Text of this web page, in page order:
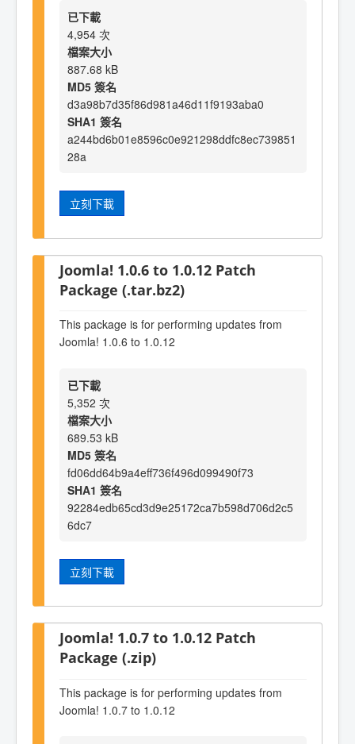
已下載
4,954 次
檔案大小
887.68 kB
MD5 簽名
d3a98b7d35f86d981a46d11f9193aba0
SHA1 簽名
a244bd6b01e8596c0e921298ddfc8ec739851
28a
立刻下載
Joomla! 1.0.6 to 1.0.12 Patch
Package (.tar.bz2)
This package is for performing updates from
Joomla! 1.0.6 to 1.0.12
已下載
5,352 次
檔案大小
689.53 kB
MD5 簽名
fd06dd64b9a4eff736f496d099490f73
SHA1 簽名
92284edb65cd3d9e25172ca7b598d706d2c5
6dc7
立刻下載
Joomla! 1.0.7 to 1.0.12 Patch
Package (.zip)
This package is for performing updates from
Joomla! 1.0.7 to 1.0.12